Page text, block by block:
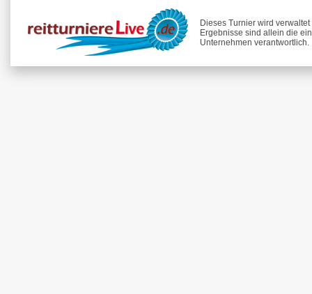
Dieses Turnier wird
Ergebnisse sind allein die
Unternehmen verantwortlich.